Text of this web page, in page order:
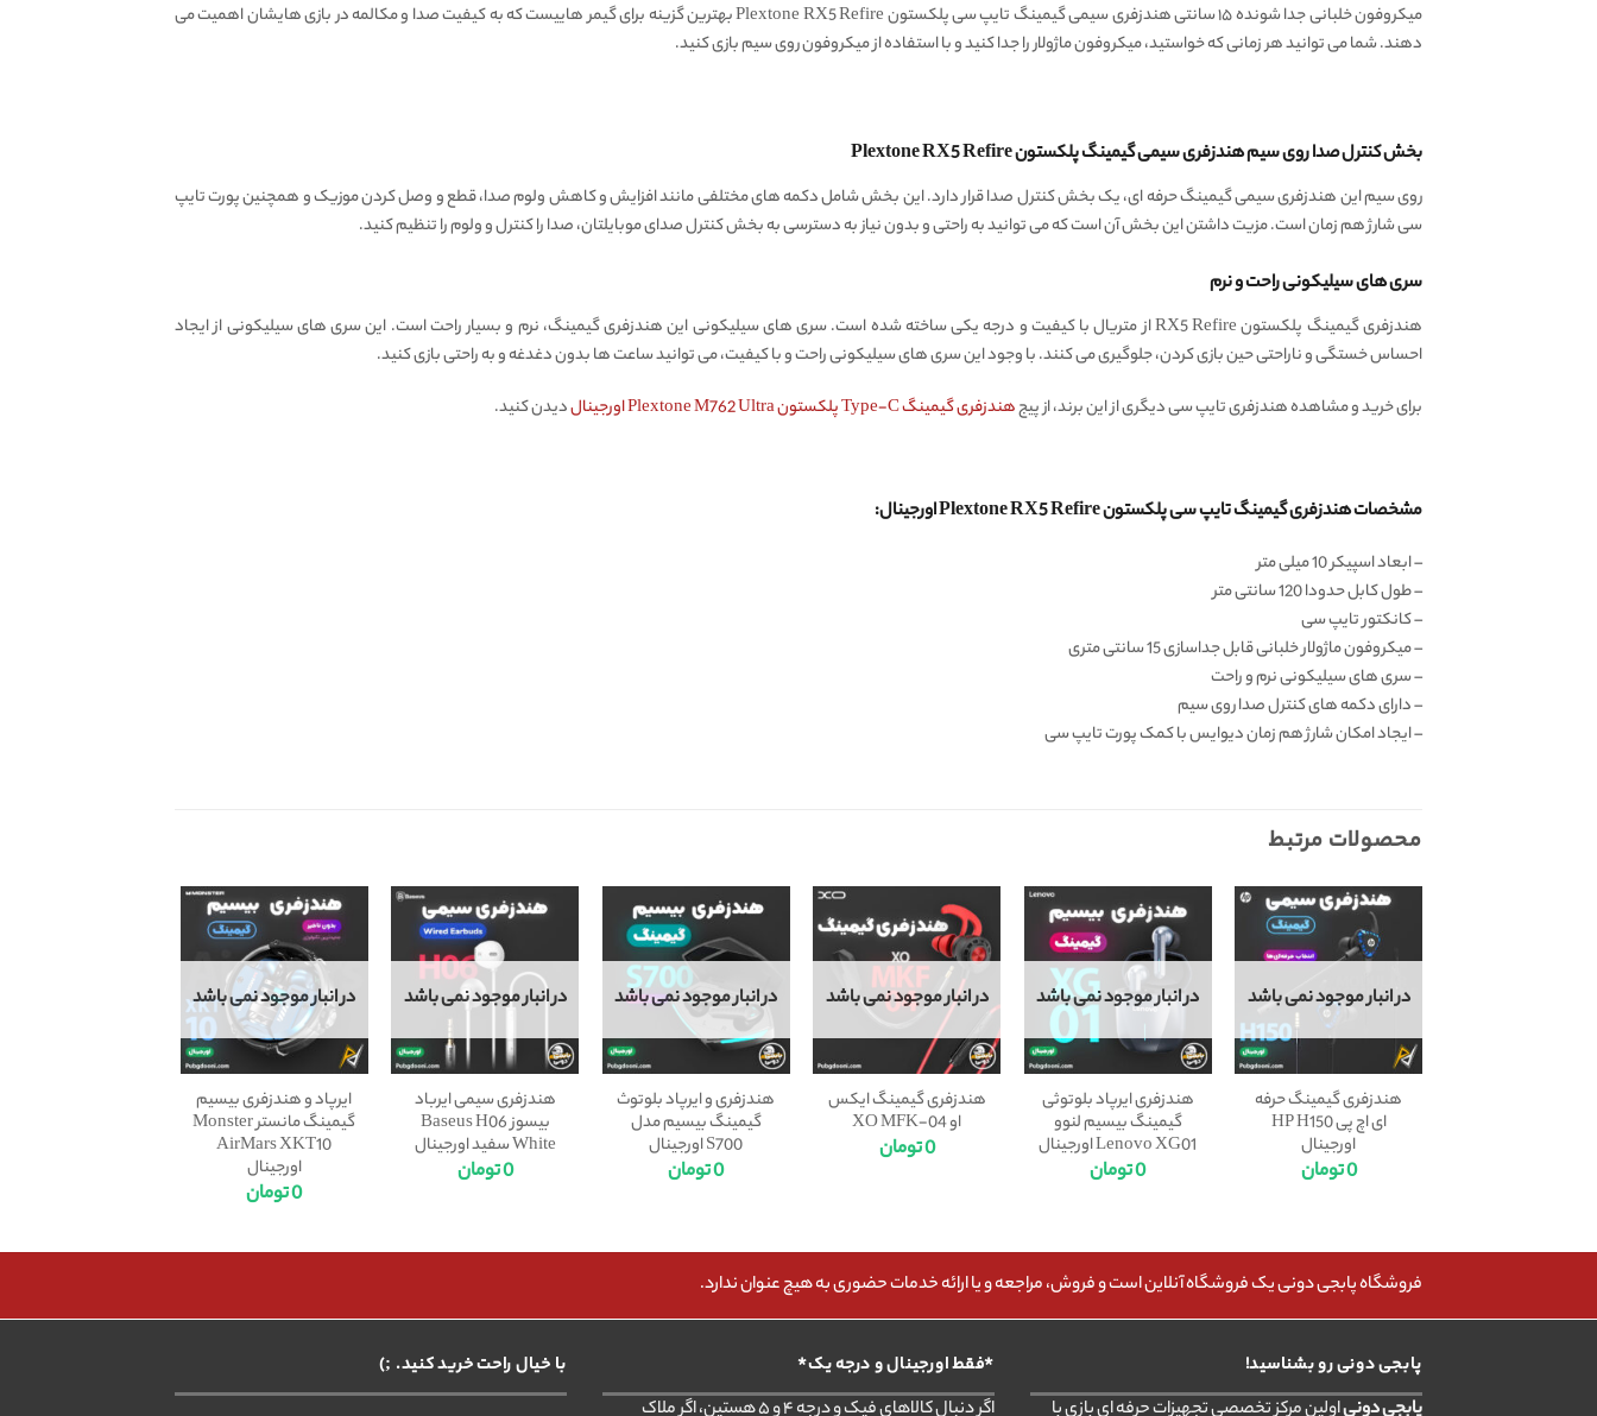
میکروفون خلبانی جدا شونده ۱۵ سانتی هندزفری سیمی گیمینگ تایپ سی پلکستون Plextone RX5 Refire بهترین گزینه برای گیمر هاییست که به کیفیت صدا و مکالمه در بازی هایشان اهمیت می
دهند. شما می توانید هر زمانی که خواستید، میکروفون ماژولار را جدا کنید و با استفاده از میکروفون روی سیم بازی کنید.
بخش کنترل صدا روی سیم هندزفری سیمی گیمینگ پلکستون Plextone RX5 Refire
روی سیم این هندزفری سیمی گیمینگ حرفه ای، یک بخش کنترل صدا قرار دارد. این بخش شامل دکمه های مختلفی مانند افزایش و کاهش ولوم صدا، قطع و وصل کردن موزیک و همچنین پورت تایپ
سی شارژ هم زمان است. مزیت داشتن این بخش آن است که می توانید به راحتی و بدون نیاز به دسترسی به بخش کنترل صدای موبایلتان، صدا را کنترل و ولوم را تنظیم کنید.
سری های سیلیکونی راحت و نرم
هندزفری گیمینگ پلکستون RX5 Refire از متریال با کیفیت و درجه یکی ساخته شده است. سری های سیلیکونی این هندزفری گیمینگ، نرم و بسیار راحت است. این سری های سیلیکونی از ایجاد
احساس خستگی و ناراحتی حین بازی کردن،‌ جلوگیری می کنند. با وجود این سری های سیلیکونی راحت و با کیفیت، می توانید ساعت ها بدون دغدغه و به راحتی بازی کنید.
برای خرید و مشاهده هندزفری تایپ سی دیگری از این برند، از پیجهندزفری گیمینگ Type-C پلکستون Plextone M762 Ultra اورجینال دیدن کنید.
مشخصات هندزفری گیمینگ تایپ سی پلکستون Plextone RX5 Refire اورجینال:
– ابعاد اسپیکر 10 میلی متر
– طول کابل حدودا 120 سانتی متر
– کانکتور تایپ سی
– میکروفون ماژولار خلبانی قابل جداسازی 15 سانتی متری
– سری های سیلیکونی نرم و راحت
– دارای دکمه های کنترل صدا روی سیم
– ایجاد امکان شارژ هم زمان دیوایس با کمک پورت تایپ سی
محصولات مرتبط
در انبار موجود نمی باشد
هندزفری گیمینگ حرفه
ای اچ پی HP H150
اورجینال
0تومان
در انبار موجود نمی باشد
هندزفری ایرپاد بلوتوثی
گیمینگ بیسیم لنوو
Lenovo XG01 اورجینال
0تومان
در انبار موجود نمی باشد
هندزفری گیمینگ ایکس
او XO MFK-04
0تومان
در انبار موجود نمی باشد
هندزفری و ایرپاد بلوتوث
گیمینگ بیسیم مدل
S700 اورجینال
0تومان
در انبار موجود نمی باشد
هندزفری سیمی ایرباد
بیسوز Baseus H06
White سفید اورجینال
0تومان
در انبار موجود نمی باشد
ایرپاد و هندزفری بیسیم
گیمینگ مانستر Monster
AirMars XKT10
اورجینال
0تومان
فروشگاه پابجی دونی یک فروشگاه آنلاین است و فروش، مراجعه و یا ارائه خدمات حضوری به هیچ عنوان ندارد.
پابجی دونی رو بشناسید!
پابجی دونیاولین مرکز تخصصی تجهیزات حرفه ای بازی با
*فقط اورجینال و درجه یک*
اگر دنبال کالاهای فیک و درجه ۴ و ۵ هستین، اگر ملاک
با خیال راحت خرید کنید. ;)